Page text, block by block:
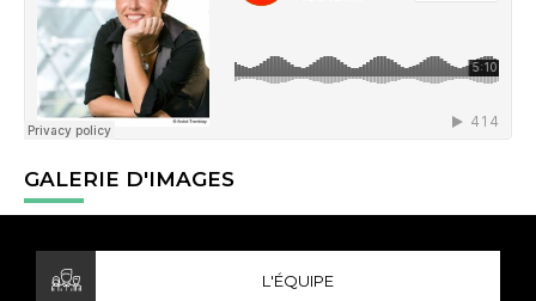
GALERIE D'IMAGES
L'ÉQUIPE